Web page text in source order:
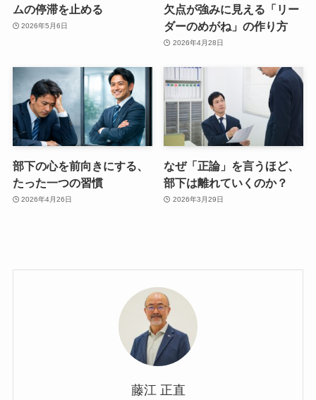
ムの停滞を止める
2026年5月6日
欠点が強みに見える「リー
ダーのめがね」の作り方
2026年4月28日
部下の心を前向きにする、
たった一つの習慣
2026年4月26日
なぜ「正論」を言うほど、
部下は離れていくのか？
2026年3月29日
藤江 正直